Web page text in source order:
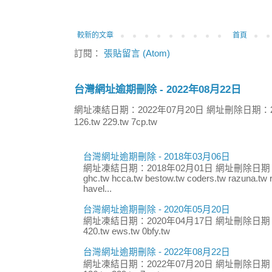
較新的文章 首頁
訂閱： 張貼留言 (Atom)
台灣網址逾期刪除 - 2022年08月22日
網址凍結日期：2022年07月20日 網址刪除日期
126.tw 229.tw 7cp.tw
台灣網址逾期刪除 - 2018年03月06日
網址凍結日期：2018年02月01日 網址刪除日
ghc.tw hcca.tw bestow.tw coders.tw razuna.tw
havel...
台灣網址逾期刪除 - 2020年05月20日
網址凍結日期：2020年04月17日 網址刪除日
420.tw ews.tw 0bfy.tw
台灣網址逾期刪除 - 2022年08月22日
網址凍結日期：2022年07月20日 網址刪除日